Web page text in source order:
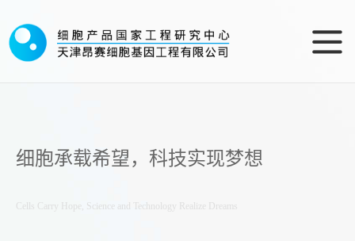
细胞承载希望，科技实现梦想
Cells Carry Hope, Science and Technology Realize Dreams